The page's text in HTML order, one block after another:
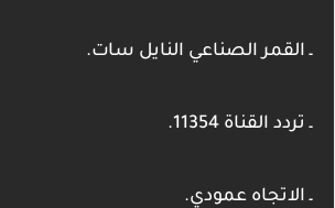
ـ القمر الصناعي النايل سات.
ـ تردد القناة 11354.
ـ الاتجاه عمودي.